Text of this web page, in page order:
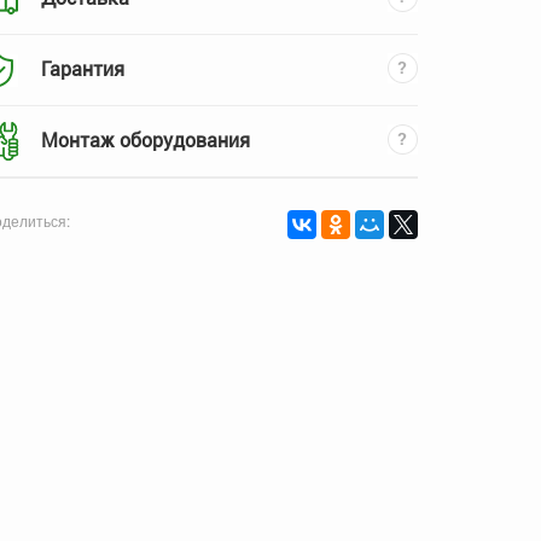
Гарантия
Монтаж оборудования